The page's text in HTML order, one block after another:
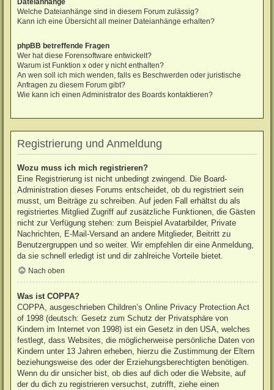
Dateianhänge
Welche Dateianhänge sind in diesem Forum zulässig?
Kann ich eine Übersicht all meiner Dateianhänge erhalten?
phpBB betreffende Fragen
Wer hat diese Forensoftware entwickelt?
Warum ist Funktion x oder y nicht enthalten?
An wen soll ich mich wenden, falls es Beschwerden oder juristische
Anfragen zu diesem Forum gibt?
Wie kann ich einen Administrator des Boards kontaktieren?
Registrierung und Anmeldung
Wozu muss ich mich registrieren?
Eine Registrierung ist nicht unbedingt zwingend. Die Board-
Administration dieses Forums entscheidet, ob du registriert sein
musst, um Beiträge zu schreiben. Auf jeden Fall erhältst du als
registriertes Mitglied Zugriff auf zusätzliche Funktionen, die Gästen
nicht zur Verfügung stehen: zum Beispiel Avatarbilder, Private
Nachrichten, E-Mail-Versand an andere Mitglieder, Beitritt zu
Benutzergruppen und so weiter. Wir empfehlen dir eine Anmeldung,
da sie schnell erledigt ist und dir zahlreiche Vorteile bietet.
Nach oben
Was ist COPPA?
COPPA, ausgeschrieben Children’s Online Privacy Protection Act
of 1998 (deutsch: Gesetz zum Schutz der Privatsphäre von
Kindern im Internet von 1998) ist ein Gesetz in den USA, welches
festlegt, dass Websites, die möglicherweise persönliche Daten von
Kindern unter 13 Jahren erheben, hierzu die Zustimmung der Eltern
beziehungsweise des oder der Erziehungsberechtigten benötigen.
Wenn du dir unsicher bist, ob dies auf dich oder die Website, auf
der du dich zu registrieren versuchst, zutrifft, ziehe einen